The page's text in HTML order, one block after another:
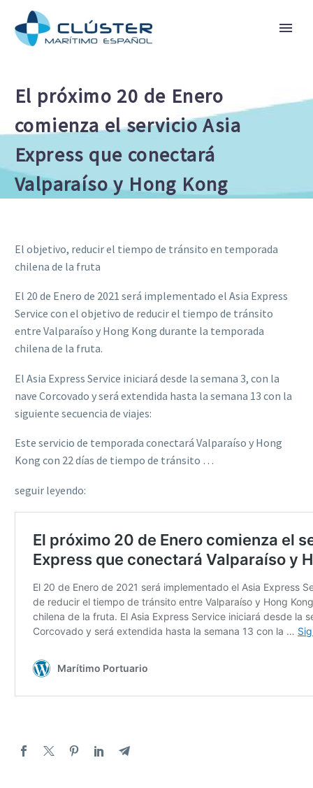
El próximo 20 de Enero
comienza el servicio Asia
Express que conectará
Valparaíso y Hong Kong
El objetivo, reducir el tiempo de tránsito en temporada
chilena de la fruta
El 20 de Enero de 2021 será implementado el Asia Express
Service con el objetivo de reducir el tiempo de tránsito
entre Valparaíso y Hong Kong durante la temporada
chilena de la fruta.
El Asia Express Service iniciará desde la semana 3, con la
nave Corcovado y será extendida hasta la semana 13 con la
siguiente secuencia de viajes:
Este servicio de temporada conectará Valparaíso y Hong
Kong con 22 días de tiempo de tránsito …
seguir leyendo: